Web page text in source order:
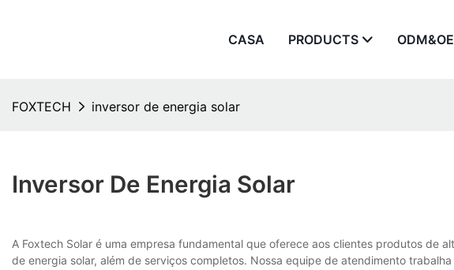
CASA PRODUCTS
FOXTECH inversor de energia solar
Inversor De Energia Solar
A Foxtech Solar é uma empresa fundamental que oferece aos clientes produtos de
de energia solar, além de serviços completos. Nossa equipe de atendimento